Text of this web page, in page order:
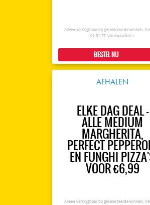
Alleen verkrijgbaar bij geselecteerde winkels.
01-01-27. Voorwaarden >
BESTEL NU
AFHALEN
ELKE DAG DEAL -
ALLE MEDIUM
MARGHERITA,
PERFECT
EN FUNGHI
VOOR €6,99
Alleen verkrijgbaar bij geselecteerde winkels.